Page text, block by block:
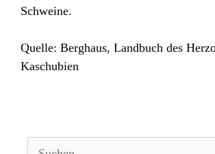
Schweine.
Quelle: Berghaus, Landbuch des
Kaschubien